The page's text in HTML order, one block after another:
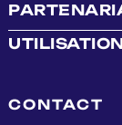
CONTACT